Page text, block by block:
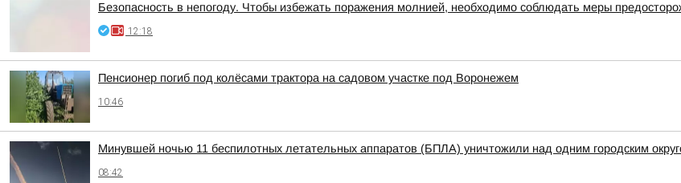
Безопасность в непогоду. Чтобы избежать поражения молнией, необходимо соблюдать меры
12:18
Пенсионер погиб под колёсами трактора на садовом участке под Воронежем
10:46
Минувшей ночью 11 беспилотных летательных аппаратов (БПЛА) уничтожили над одним городским
08:42